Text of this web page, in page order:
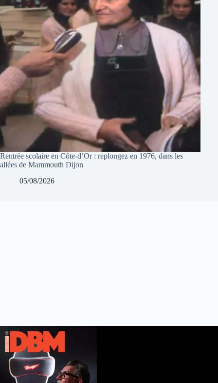
Rentrée scolaire en Côte-d’Or : replongez en 1976, dans les
allées de Mammouth Dijon
05/08/2026